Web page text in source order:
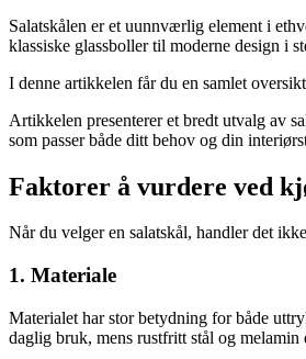
Salatskålen er et uunnværlig element i
klassiske glassboller til moderne design i
I denne artikkelen får du en samlet
Artikkelen presenterer et bredt utvalg av
som passer både ditt behov og din
Faktorer å vurdere ved
Når du velger en salatskål, handler det
1. Materiale
Materialet har stor betydning for både
daglig bruk, mens rustfritt stål og